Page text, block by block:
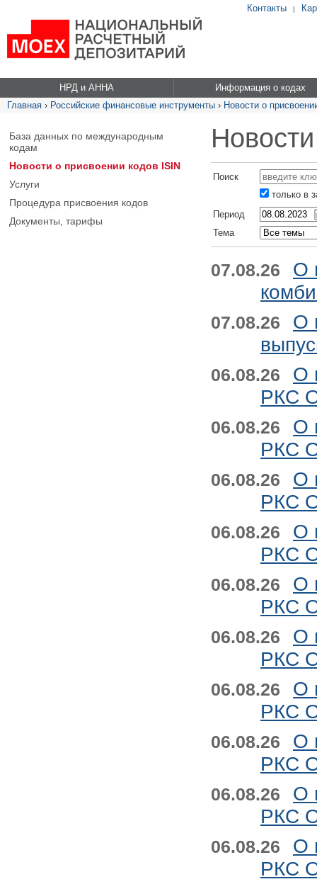
Контакты |
НРД и АННА
Информация о кодах
Главная › Российские финансовые инструменты › Новости о
База данных по международным
кодам
Новости о присвоении кодов ISIN
Услуги
Процедура присвоения кодов
Документы, тарифы
Поиск
только в
Период
Тема
07.08.26
О
07.08.26
О
06.08.26
О
РКС
06.08.26
О
РКС
06.08.26
О
РКС
06.08.26
О
РКС
06.08.26
О
РКС
06.08.26
О
РКС
06.08.26
О
РКС
06.08.26
О
РКС
06.08.26
О
РКС
06.08.26
О
РКС